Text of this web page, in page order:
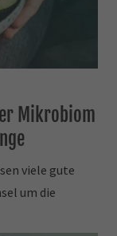
Mikrobiom
viele gute
um die